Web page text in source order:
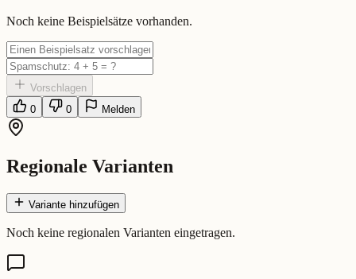
Noch keine Beispielsätze vorhanden.
Vorschlagen
0
0 Melden
Regionale Varianten
Variante hinzufügen
Noch keine regionalen Varianten eingetragen.